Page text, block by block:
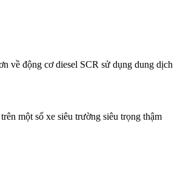
về động cơ diesel SCR sử dụng dung dịch
một số xe siêu trường siêu trọng thậm